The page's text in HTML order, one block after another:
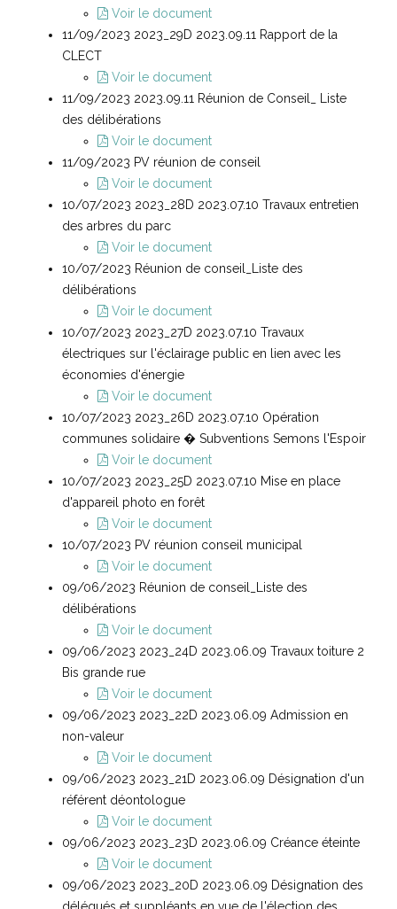
Voir le document
11/09/2023 2023_29D 2023.09.11 Rapport de la
CLECT
Voir le document
11/09/2023 2023.09.11 Réunion de Conseil_ Liste
des délibérations
Voir le document
11/09/2023 PV réunion de conseil
Voir le document
10/07/2023 2023_28D 2023.07.10 Travaux entretien
des arbres du parc
Voir le document
10/07/2023 Réunion de conseil_Liste des
délibérations
Voir le document
10/07/2023 2023_27D 2023.07.10 Travaux
électriques sur l'éclairage public en lien avec les
économies d'énergie
Voir le document
10/07/2023 2023_26D 2023.07.10 Opération
communes solidaire � Subventions Semons l'Espoir
Voir le document
10/07/2023 2023_25D 2023.07.10 Mise en place
d'appareil photo en forêt
Voir le document
10/07/2023 PV réunion conseil municipal
Voir le document
09/06/2023 Réunion de conseil_Liste des
délibérations
Voir le document
09/06/2023 2023_24D 2023.06.09 Travaux toiture 2
Bis grande rue
Voir le document
09/06/2023 2023_22D 2023.06.09 Admission en
non-valeur
Voir le document
09/06/2023 2023_21D 2023.06.09 Désignation d'un
référent déontologue
Voir le document
09/06/2023 2023_23D 2023.06.09 Créance éteinte
Voir le document
09/06/2023 2023_20D 2023.06.09 Désignation des